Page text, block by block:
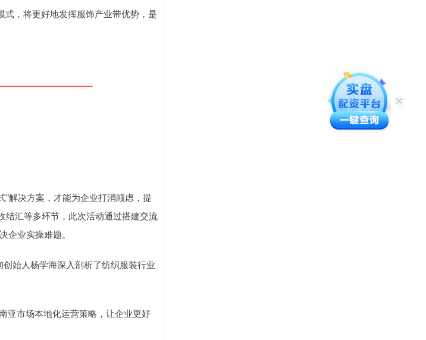
式，将更好地发挥服饰产业带优势，是
”解决方案，才能为企业打消顾虑，提
结汇等多环节，此次活动通过搭建交流
企业实操难题。
始人杨学海深入剖析了纺织服装行业
亚市场本地化运营策略，让企业更好